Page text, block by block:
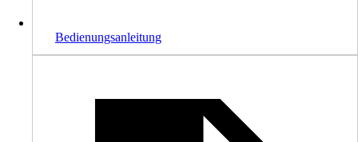
Bedienungsanleitung